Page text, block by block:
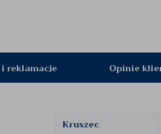
reklamacje Opinie
Kruszec